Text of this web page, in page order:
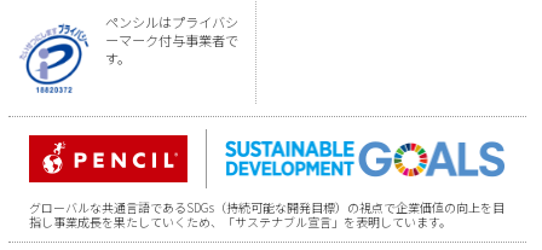
ペンシルはプライバシ
ーマーク付与事業者で
す。
グローバルな共通言語であるSDGs（持続可能な開発目標）の視点で企業価値の向上を目
指し事業成長を果たしていくため、「サステナブル宣言」を表明しています。